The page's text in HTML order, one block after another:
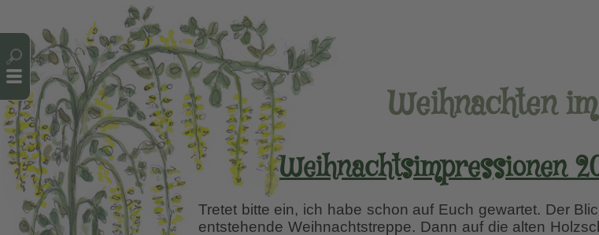
Weihnachten
Weihnachtsimpressionen
Tretet bitte ein, ich habe schon auf Euch gewartet. Der
entstehende Weihnachtstreppe. Dann auf die alten
Cookie-Einstellungen